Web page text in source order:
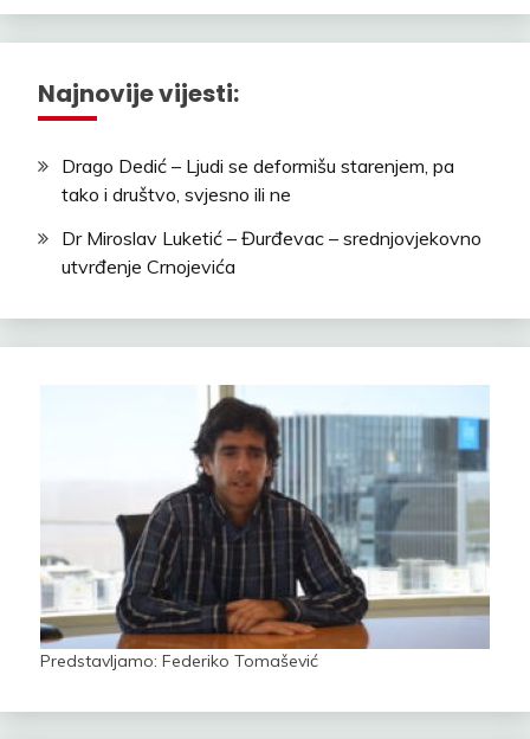
Najnovije vijesti:
Drago Dedić – Ljudi se deformišu starenjem, pa
tako i društvo, svjesno ili ne
Dr Miroslav Luketić – Đurđevac – srednjovjekovno
utvrđenje Crnojevića
Predstavljamo: Federiko Tomašević